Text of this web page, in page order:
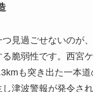
見過ごせないのが、
脆弱性です。西宮
も突き出た一本道
し津波警報が発令さ